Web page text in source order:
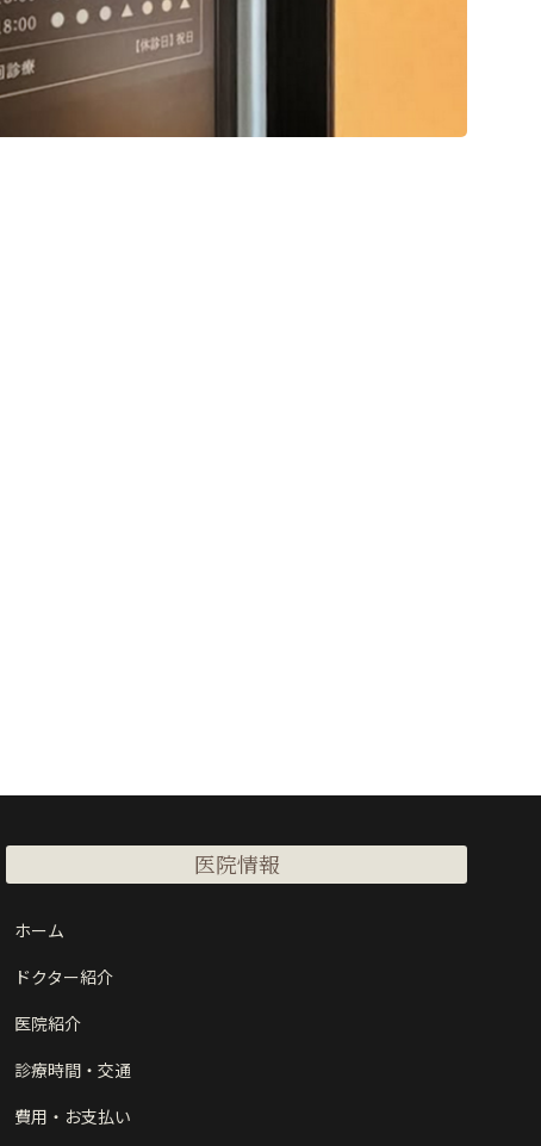
医院情報
ホーム
ドクター紹介
医院紹介
診療時間・交通
費用・お支払い